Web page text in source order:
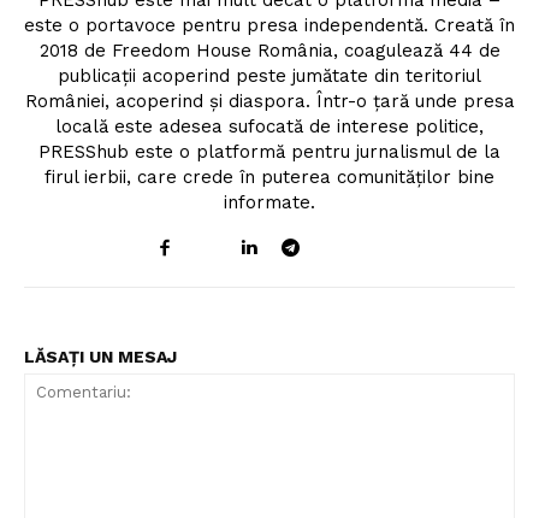
este o portavoce pentru presa independentă. Creată în
2018 de Freedom House România, coagulează 44 de
publicații acoperind peste jumătate din teritoriul
României, acoperind și diaspora. Într-o țară unde presa
locală este adesea sufocată de interese politice,
PRESShub este o platformă pentru jurnalismul de la
firul ierbii, care crede în puterea comunităților bine
informate.
LĂSAȚI UN MESAJ